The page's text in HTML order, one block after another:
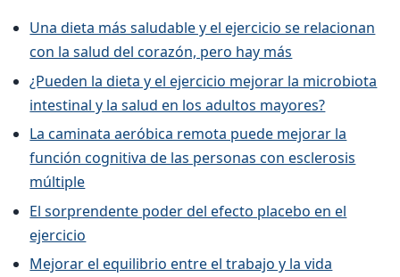
Una dieta más saludable y el ejercicio se relacionan
con la salud del corazón, pero hay más
¿Pueden la dieta y el ejercicio mejorar la microbiota
intestinal y la salud en los adultos mayores?
La caminata aeróbica remota puede mejorar la
función cognitiva de las personas con esclerosis
múltiple
El sorprendente poder del efecto placebo en el
ejercicio
Mejorar el equilibrio entre el trabajo y la vida